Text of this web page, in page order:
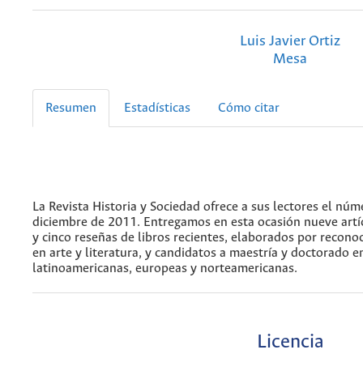
Luis Javier Ortiz
Mesa
Resumen Estadísticas Cómo citar
La Revista Historia y Sociedad ofrece a sus lectores el
diciembre de 2011. Entregamos en esta ocasión nueve
y cinco reseñas de libros recientes, elaborados por
en arte y literatura, y candidatos a maestría y doctorado
latinoamericanas, europeas y norteamericanas.
Licencia